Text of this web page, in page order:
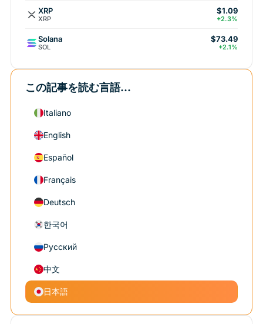
XRP
XRP
$1.09
+2.3%
Solana
SOL
$73.49
+2.1%
この記事を読む言語...
Italiano
English
Español
Français
Deutsch
한국어
Русский
中文
日本語